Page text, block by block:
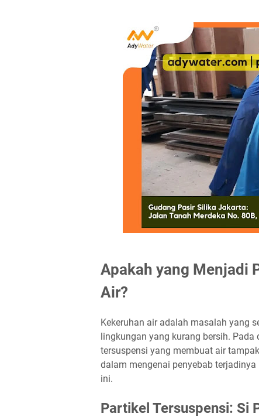
Apakah yang Menjadi
Air?
Kekeruhan air adalah masalah yang
lingkungan yang kurang bersih. Pada
tersuspensi yang membuat air
dalam mengenai penyebab
ini.
Partikel Tersuspensi: Si